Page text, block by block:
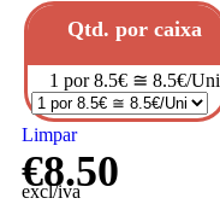
Qtd. por caixa
1 por 8.5€ ≅ 8.5€/Uni
Limpar
€8.50
excl/iva